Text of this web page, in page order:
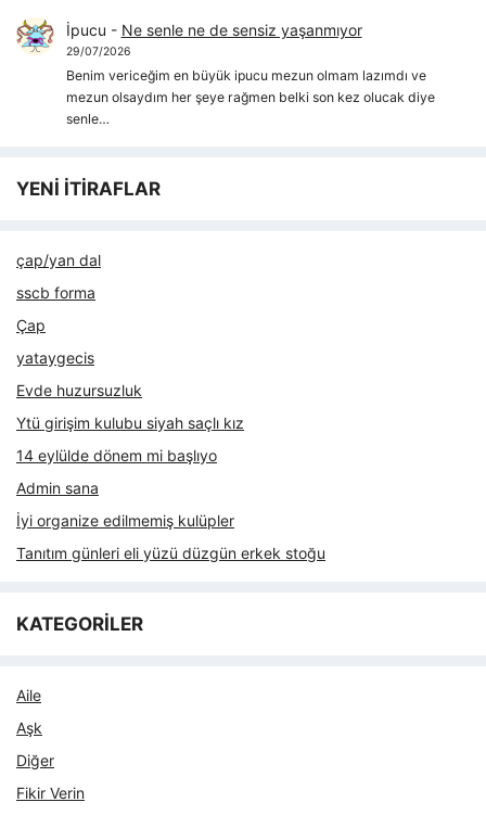
İpucu - Ne senle ne de sensiz yaşanmıyor
29/07/2026
Benim vericeğim en büyük ipucu mezun olmam lazımdı ve
mezun olsaydım her şeye rağmen belki son kez olucak diye
senle…
YENİ İTİRAFLAR
çap/yan dal
sscb forma
Çap
yataygecis
Evde huzursuzluk
Ytü girişim kulubu siyah saçlı kız
14 eylülde dönem mi başlıyo
Admin sana
İyi organize edilmemiş kulüpler
Tanıtım günleri eli yüzü düzgün erkek stoğu
KATEGORİLER
Aile
Aşk
Diğer
Fikir Verin